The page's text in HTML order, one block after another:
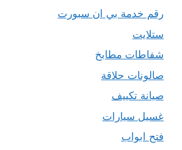
رقم خدمة بي ان سبورت
ستلايت
شفاطات مطابخ
صالونات حلاقة
صيانة تكييف
غسيل سيارات
فتح ابواب